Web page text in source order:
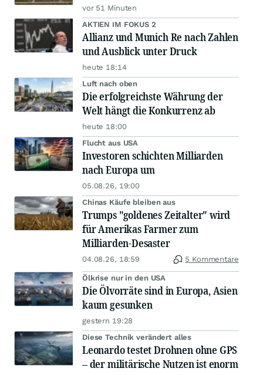
vor 51 Minuten
AKTIEN IM FOKUS 2
Allianz und Munich Re nach Zahlen
und Ausblick unter Druck
heute 18:14
Luft nach oben
Die erfolgreichste Währung der
Welt hängt die Konkurrenz ab
heute 18:00
Flucht aus USA
Investoren schichten Milliarden
nach Europa um
05.08.26, 19:00
Chinas Käufe bleiben aus
Trumps "goldenes Zeitalter" wird
für Amerikas Farmer zum
Milliarden-Desaster
04.08.26, 18:59 5 Kommentare
Ölkrise nur in den USA
Die Ölvorräte sind in Europa, Asien
kaum gesunken
gestern 19:28
Diese Technik verändert alles
Leonardo testet Drohnen ohne GPS
– der militärische Nutzen ist enorm